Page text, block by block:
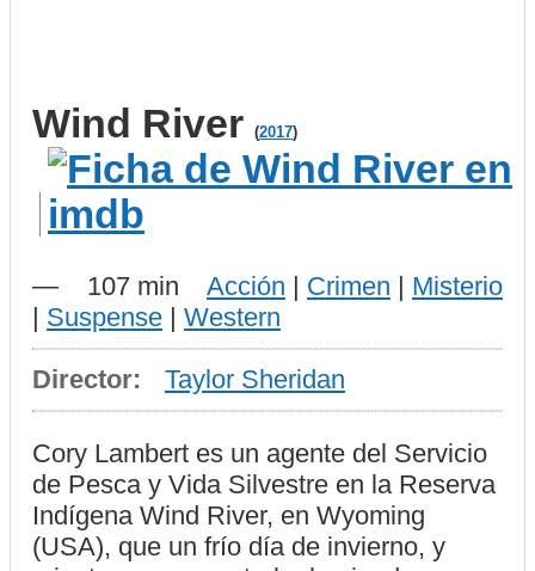
Wind River (2017)
— 107 min Acción | Crimen | Misterio
| Suspense | Western
Director: Taylor Sheridan
Cory Lambert es un agente del Servicio
de Pesca y Vida Silvestre en la Reserva
Indígena Wind River, en Wyoming
(USA), que un frío día de invierno, y